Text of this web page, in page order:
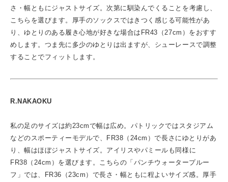
さ・幅ともにジャストサイズ。次第に馴染んでくることを考慮し、
こちらを選びます。厚手のソックスではきつく感じる可能性があ
り、ゆとりのある履き心地が好きな場合はFR43（27cm）をおすす
めします。つま先に多少のゆとりは出ますが、シューレースで調整
することでフィットします。
R.NAKAOKU
私の足のサイズは約23cmで幅は広め。パトリックではスタジアム
などのスポーティーモデルで、FR38（24cm）で長さにゆとりがあ
り、幅はほぼジャストサイズ。アイリスやパミールも同様に
FR38（24cm）を選びます。こちらの「パンチウォータープルー
フ」では、FR36（23cm）で長さ・幅ともに程よいサイズ感。厚手